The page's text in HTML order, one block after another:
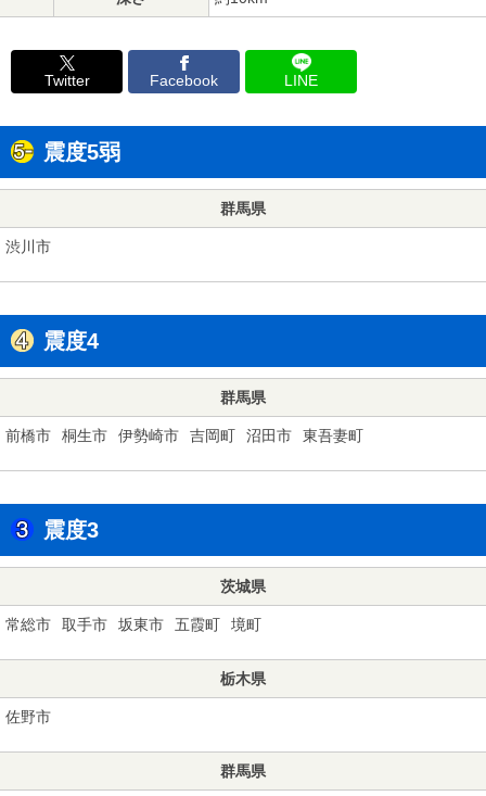
Twitter Facebook LINE
震度5弱
群馬県
渋川市
震度4
群馬県
前橋市 桐生市 伊勢崎市 吉岡町 沼田市 東吾妻町
震度3
茨城県
常総市 取手市 坂東市 五霞町 境町
栃木県
佐野市
群馬県